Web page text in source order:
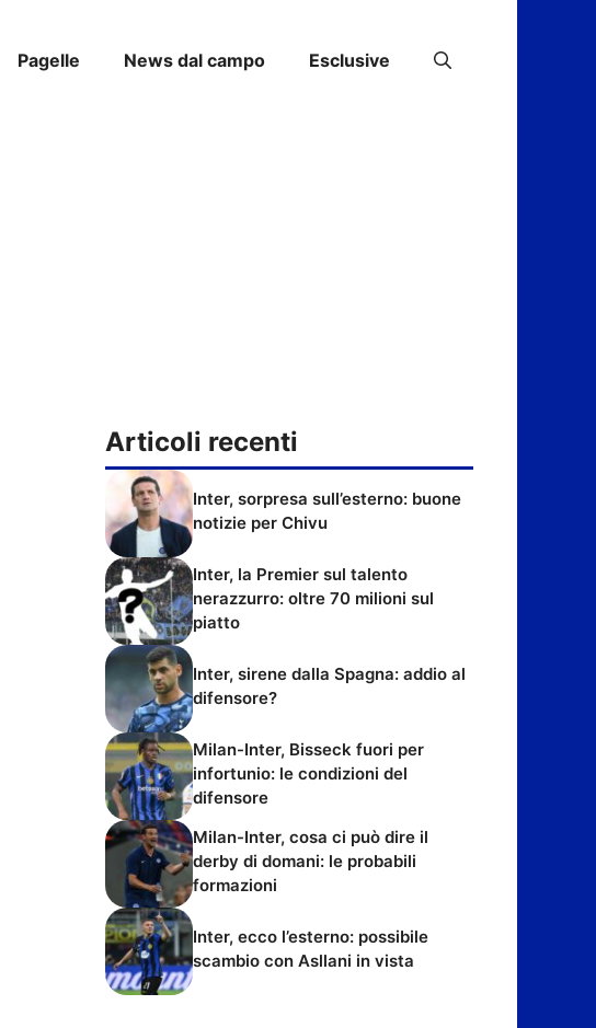
Pagelle News dal campo Esclusive
Articoli recenti
Inter, sorpresa sull’esterno: buone
notizie per Chivu
Inter, la Premier sul talento
nerazzurro: oltre 70 milioni sul
piatto
Inter, sirene dalla Spagna: addio al
difensore?
Milan-Inter, Bisseck fuori per
infortunio: le condizioni del
difensore
Milan-Inter, cosa ci può dire il
derby di domani: le probabili
formazioni
Inter, ecco l’esterno: possibile
scambio con Asllani in vista